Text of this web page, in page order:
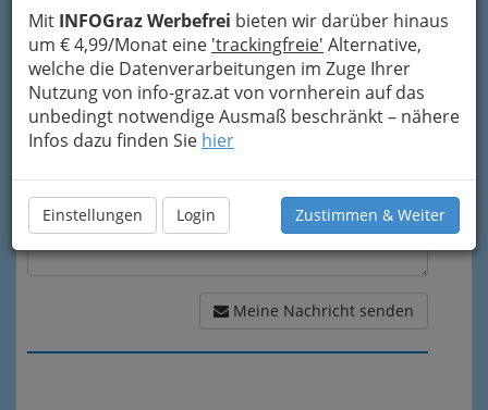
Mit INFOGraz Werbefrei bieten wir darüber hinaus
um € 4,99/Monat eine 'trackingfreie' Alternative,
welche die Datenverarbeitungen im Zuge Ihrer
Nutzung von info-graz.at von vornherein auf das
unbedingt notwendige Ausmaß beschränkt – nähere
Infos dazu finden Sie hier
Einstellungen Login Zustimmen & Weiter
Meine Nachricht
Meine Nachricht senden